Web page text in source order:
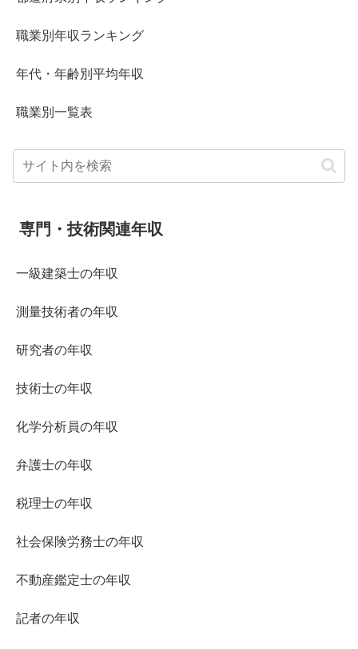
職業別年収ランキング
年代・年齢別平均年収
職業別一覧表
専門・技術関連年収
一級建築士の年収
測量技術者の年収
研究者の年収
技術士の年収
化学分析員の年収
弁護士の年収
税理士の年収
社会保険労務士の年収
不動産鑑定士の年収
記者の年収